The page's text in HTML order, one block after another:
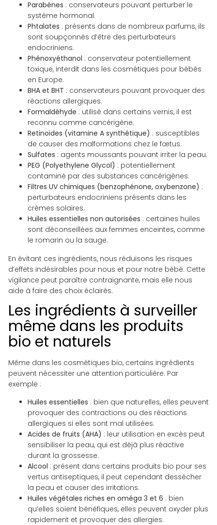
Parabènes : conservateurs pouvant perturber le
système hormonal.
Phtalates : présents dans de nombreux parfums, ils
sont soupçonnés d’être des perturbateurs
endocriniens.
Phénoxyéthanol : conservateur potentiellement
toxique, interdit dans les cosmétiques pour bébés
en Europe.
BHA et BHT : conservateurs pouvant provoquer des
réactions allergiques.
Formaldéhyde : utilisé dans certains vernis, il est
reconnu comme cancérigène.
Retinoïdes (vitamine A synthétique) : susceptibles
de causer des malformations chez le fœtus.
Sulfates : agents moussants pouvant irriter la peau.
PEG (Polyethylene Glycol) : potentiellement
contaminé par des substances cancérigènes.
Filtres UV chimiques (benzophénone, oxybenzone) :
perturbateurs endocriniens présents dans les
crèmes solaires.
Huiles essentielles non autorisées : certaines huiles
sont déconseillées aux femmes enceintes, comme
le romarin ou la sauge.
En évitant ces ingrédients, nous réduisons les risques
d’effets indésirables pour nous et pour notre bébé. Cette
vigilance peut paraître contraignante, mais elle nous
aide à faire des choix éclairés.
Les ingrédients à surveiller
même dans les produits
bio et naturels
Même dans les cosmétiques bio, certains ingrédients
peuvent nécessiter une attention particulière. Par
exemple :
Huiles essentielles : bien que naturelles, elles peuvent
provoquer des contractions ou des réactions
allergiques si elles sont mal utilisées.
Acides de fruits (AHA) : leur utilisation en excès peut
sensibiliser la peau, qui est déjà plus réactive
durant la grossesse.
Alcool : présent dans certains produits bio pour ses
vertus antiseptiques, il peut cependant dessécher
la peau et causer des irritations.
Huiles végétales riches en oméga 3 et 6 : bien
qu’elles soient bénéfiques, elles peuvent oxyder plus
rapidement et provoquer des allergies.